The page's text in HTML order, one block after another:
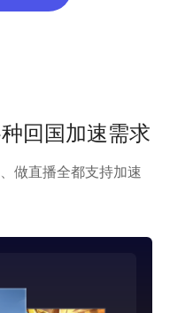
回国加速需求
做直播全都支持加速